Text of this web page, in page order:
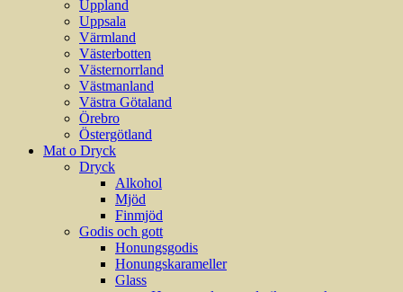
Uppland
Uppsala
Värmland
Västerbotten
Västernorrland
Västmanland
Västra Götaland
Örebro
Östergötland
Mat o Dryck
Dryck
Alkohol
Mjöd
Finmjöd
Godis och gott
Honungsgodis
Honungskarameller
Glass